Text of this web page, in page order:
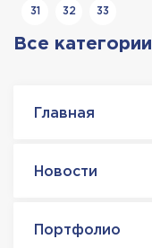
31 32 33
Все категории
Главная
Новости
Портфолио